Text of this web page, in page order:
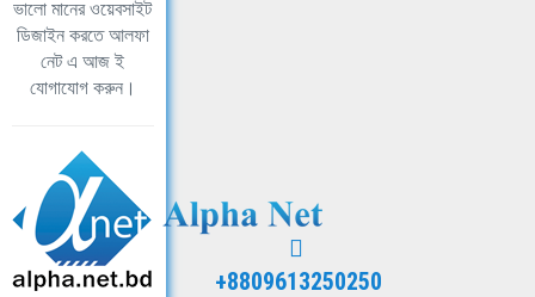
ভালো মানের ওয়েবসাইট
ডিজাইন করতে আলফা
নেট এ আজ ই
যোগাযোগ করুন।
+8809613250250